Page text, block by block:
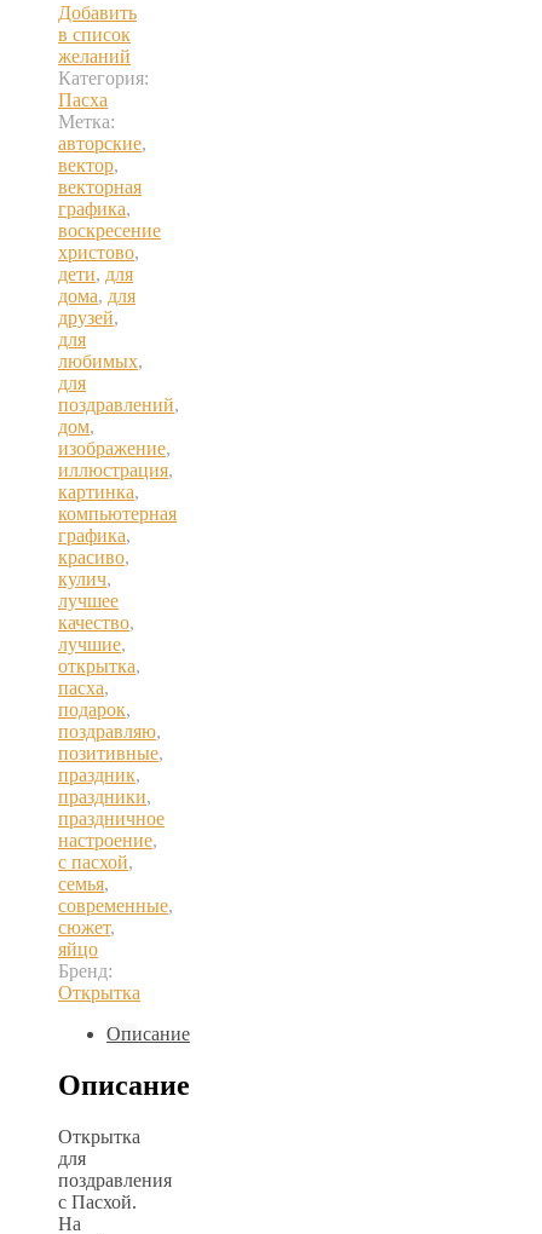
Добавить
в список
желаний
Категория:
Пасха
Метка:
авторские,
вектор,
векторная
графика,
воскресение
христово,
дети, для
дома, для
друзей,
для
любимых,
для
поздравлений,
дом,
изображение,
иллюстрация,
картинка,
компьютерная
графика,
красиво,
кулич,
лучшее
качество,
лучшие,
открытка,
пасха,
подарок,
поздравляю,
позитивные,
праздник,
праздники,
праздничное
настроение,
с пасхой,
семья,
современные,
сюжет,
яйцо
Бренд:
Открытка
Описание
Описание
Открытка
для
поздравления
с Пасхой.
На